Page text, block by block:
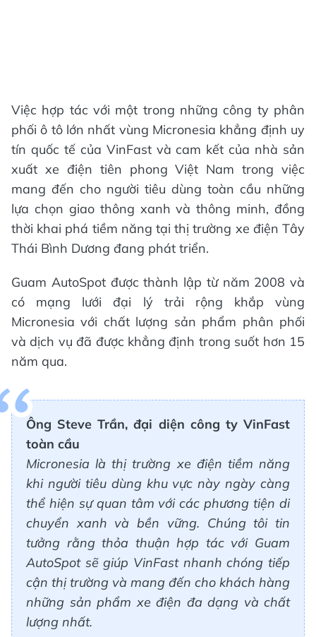
Việc hợp tác với một trong những công ty phân
phối ô tô lớn nhất vùng Micronesia khẳng định uy
tín quốc tế của VinFast và cam kết của nhà sản
xuất xe điện tiên phong Việt Nam trong việc
mang đến cho người tiêu dùng toàn cầu những
lựa chọn giao thông xanh và thông minh, đồng
thời khai phá tiềm năng tại thị trường xe điện Tây
Thái Bình Dương đang phát triển.
Guam AutoSpot được thành lập từ năm 2008 và
có mạng lưới đại lý trải rộng khắp vùng
Micronesia với chất lượng sản phẩm phân phối
và dịch vụ đã được khẳng định trong suốt hơn 15
năm qua.
Ông Steve Trần, đại diện công ty VinFast
toàn cầu
Micronesia là thị trường xe điện tiềm năng
khi người tiêu dùng khu vực này ngày càng
thể hiện sự quan tâm với các phương tiện di
chuyển xanh và bền vững. Chúng tôi tin
tưởng rằng thỏa thuận hợp tác với Guam
AutoSpot sẽ giúp VinFast nhanh chóng tiếp
cận thị trường và mang đến cho khách hàng
những sản phẩm xe điện đa dạng và chất
lượng nhất.